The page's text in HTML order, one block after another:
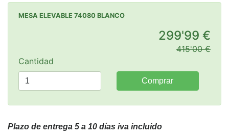
MESA ELEVABLE 74080 BLANCO
299'99 €
415'00 €
Cantidad
Comprar
Plazo de entrega 5 a 10 días iva incluido